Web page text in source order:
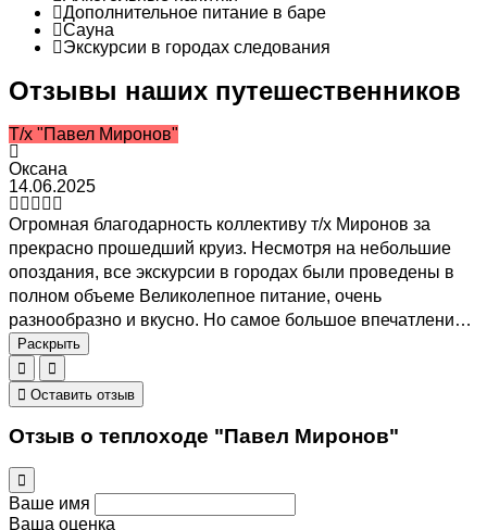
Дополнительное питание в баре
Сауна
Экскурсии в городах следования
Отзывы наших путешественников
Т/х "Павел Миронов"
Оксана
14.06.2025
Огромная благодарность коллективу т/х Миронов за
прекрасно прошедший круиз. Несмотря на небольшие
опоздания, все экскурсии в городах были проведены в
полном объеме Великолепное питание, очень
разнообразно и вкусно. Но самое большое впечатление
произвела арт-команда теплохода. Особенно директор
круиза Людмила Шигина и ведущий Сергей Мартынов.
Эти потрясающе талантливые и харизматичные люди
только приятные воспоминания. Мероприятия все были
проведены на высоком уровне, интересно и
захватывающе. Огромное спасибо
Раскрыть
Оставить отзыв
Отзыв о теплоходе "Павел Миронов"
Ваше имя
Ваша оценка